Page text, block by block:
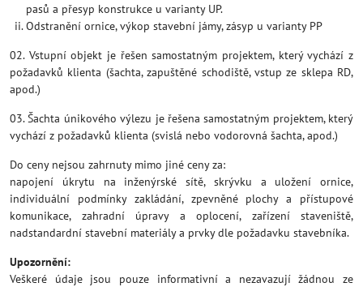
pasů a přesyp konstrukce u varianty UP.
Odstranění ornice, výkop stavební jámy, zásyp u varianty PP
02. Vstupní objekt je řešen samostatným projektem, který vychází z
požadavků klienta (šachta, zapuštěné schodiště, vstup ze sklepa RD,
apod.)
03. Šachta únikového výlezu je řešena samostatným projektem, který
vychází z požadavků klienta (svislá nebo vodorovná šachta, apod.)
Do ceny nejsou zahrnuty mimo jiné ceny za:
napojení úkrytu na inženýrské sítě, skrývku a uložení ornice,
individuální podmínky zakládání, zpevněné plochy a přístupové
komunikace, zahradní úpravy a oplocení, zařízení staveniště,
nadstandardní stavební materiály a prvky dle požadavku stavebníka.
Upozornění:
Veškeré údaje jsou pouze informativní a nezavazují žádnou ze